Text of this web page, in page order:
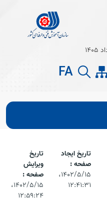
FA
تاریخ ایجاد
صفحه :
۱۴۰۲/۵/۱۵،‏
۱۲:۴۱:۳۱
تاریخ
ویرایش
صفحه :
۱۴۰۲/۵/۱۵،‏
۱۲:۵۹:۲۴